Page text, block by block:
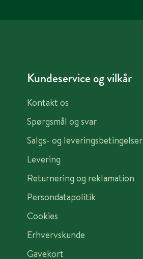
Kundeservice og vilkår
Kontakt os
Spørgsmål og svar
Salgs- og leveringsbetingelser
Levering
Returnering og reklamation
Persondatapolitik
Cookies
Erhvervskunde
Gavekort